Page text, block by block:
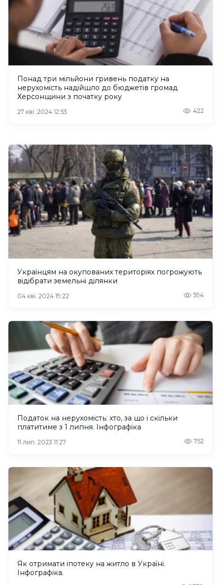
Понад три мільйони гривень податку на
нерухомість надійшло до бюджетів громад
Херсонщини з початку року
27 кві. 2024 12:53 422
Українцям на окупованих територіях погрожують
відібрати земельні ділянки
04 кві. 2024 19:22 594
Податок на нерухомість: хто, за що і скільки
платитиме з 1 липня. Інфографіка
11 лип. 2023 11:27 752
Як отримати іпотеку на житло в Україні.
Інфографіка.